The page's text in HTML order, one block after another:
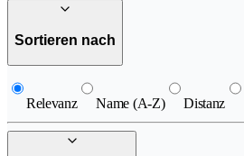
Sortieren nach
Relevanz Name (A-Z) Distanz